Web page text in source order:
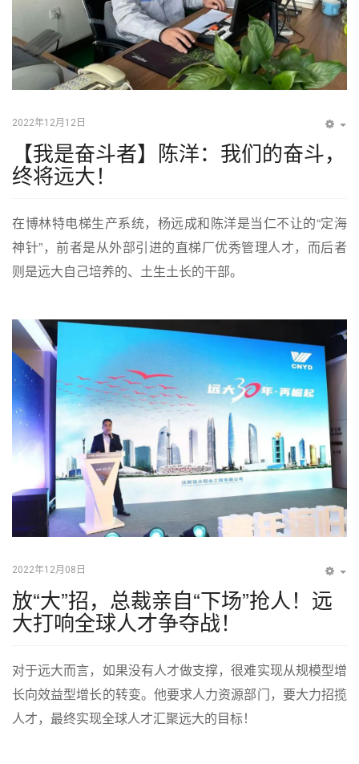
2022年12月12日
【我是奋斗者】陈洋：我们的奋斗，
终将远大！
在博林特电梯生产系统，杨远成和陈洋是当仁不让的“定海
神针”，前者是从外部引进的直梯厂优秀管理人才，而后者
则是远大自己培养的、土生土长的干部。
2022年12月08日
放“大”招，总裁亲自“下场”抢人！远
大打响全球人才争夺战！
对于远大而言，如果没有人才做支撑，很难实现从规模型增
长向效益型增长的转变。他要求人力资源部门，要大力招揽
人才，最终实现全球人才汇聚远大的目标！